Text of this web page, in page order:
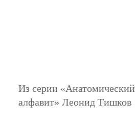
Из серии «Анатомический
алфавит» Леонид Тишков